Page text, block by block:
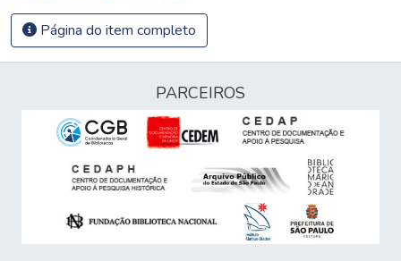
Página do item completo
PARCEIROS